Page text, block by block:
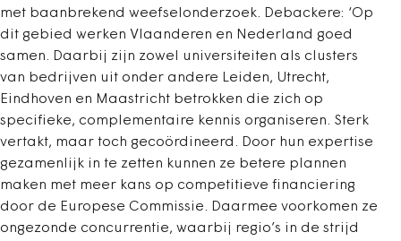
met baanbrekend weefselonderzoek. Debackere: ‘Op
dit gebied werken Vlaanderen en Nederland goed
samen. Daarbij zijn zowel universiteiten als clusters
van bedrijven uit onder andere Leiden, Utrecht,
Eindhoven en Maastricht betrokken die zich op
specifieke, complementaire kennis organiseren. Sterk
vertakt, maar toch gecoördineerd. Door hun expertise
gezamenlijk in te zetten kunnen ze betere plannen
maken met meer kans op competitieve financiering
door de Europese Commissie. Daarmee voorkomen ze
ongezonde concurrentie, waarbij regio’s in de strijd